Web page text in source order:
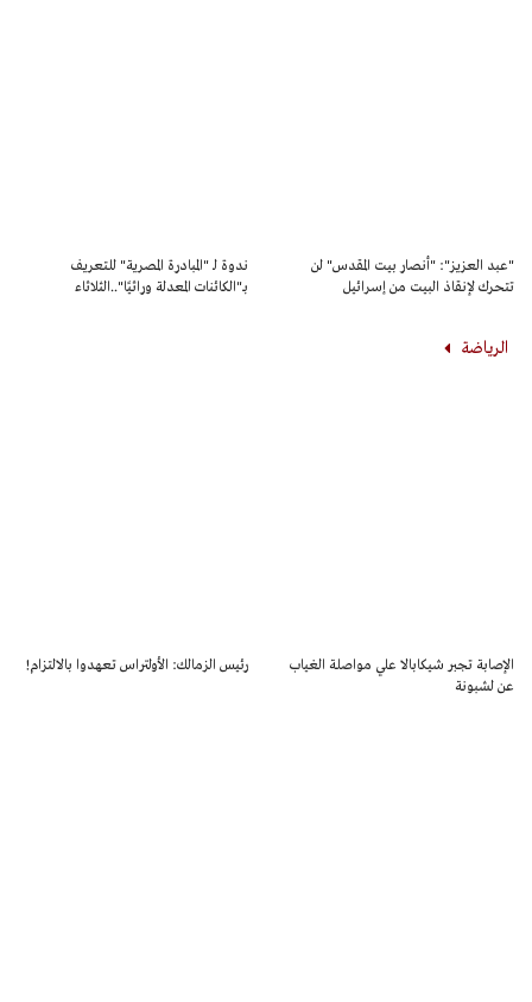
"عبد العزيز": "أنصار بيت المقدس" لن
تتحرك لإنقاذ البيت من إسرائيل
ندوة لـ "المبادرة المصرية" للتعريف
بـ"الكائنات المعدلة وراثيًا"..الثلاثاء
الرياضة
الإصابة تجبر شيكابالا علي مواصلة الغياب
عن لشبونة
رئيس الزمالك: الأولتراس تعهدوا بالالتزام!